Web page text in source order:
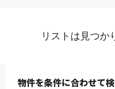
リストは見つか
物件を条件に合わせて